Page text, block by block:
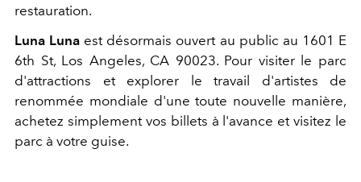
restauration.
Luna Luna est désormais ouvert au public au 1601 E
6th St, Los Angeles, CA 90023. Pour visiter le parc
d'attractions et explorer le travail d'artistes de
renommée mondiale d'une toute nouvelle manière,
achetez simplement vos billets à l'avance et visitez le
parc à votre guise.